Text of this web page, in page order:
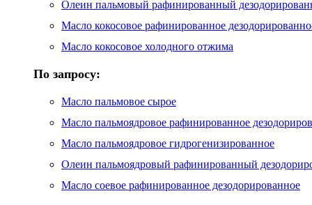
Олеин пальмовый рафинированный
Масло кокосовое рафинированное
Масло кокосовое холодного отжима
По запросу:
Масло пальмовое сырое
Масло пальмоядровое рафинированное
Масло пальмоядровое гидрогенизированное
Олеин пальмоядровый рафинированный
Масло соевое рафинированное дезодорированное